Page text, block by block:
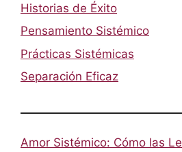
Historias de Éxito
Pensamiento Sistémico
Prácticas Sistémicas
Separación Eficaz
Amor Sistémico: Cómo las